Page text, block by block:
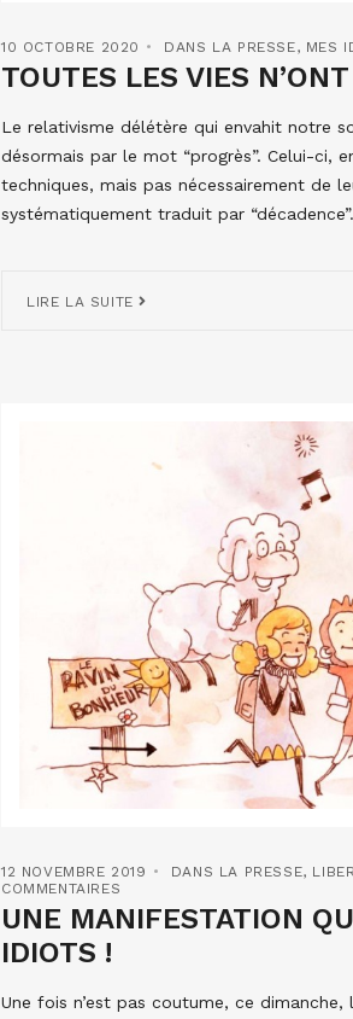
10 OCTOBRE 2020 DANS LA PRESSE, MES
TOUTES LES VIES
Le relativisme délétère qui envahit notre
désormais par le mot “progrès”. Celui-ci,
techniques, mais pas nécessairement de
systématiquement traduit par
LIRE LA SUITE
12 NOVEMBRE 2019 DANS LA PRESSE,
COMMENTAIRES
UNE MANIFESTATION
IDIOTS !
Une fois n’est pas coutume, ce